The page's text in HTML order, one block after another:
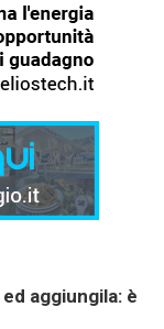
ed aggiungila: è